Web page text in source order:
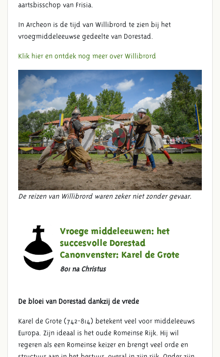
aartsbisschop van Frisia.
In Archeon is de tijd van Willibrord te zien bij het
vroegmiddeleeuwse gedeelte van Dorestad.
Klik hier en ontdek nog meer over Willibrord
De reizen van Willibrord waren zeker niet zonder gevaar.
Vroege middeleeuwen: het
succesvolle Dorestad
Canonvenster: Karel de Grote
801 na Christus
De bloei van Dorestad dankzij de vrede
Karel de Grote (742-814) betekent veel voor middeleeuws
Europa. Zijn ideaal is het oude Romeinse Rijk. Hij wil
regeren als een Romeinse keizer en brengt veel orde en